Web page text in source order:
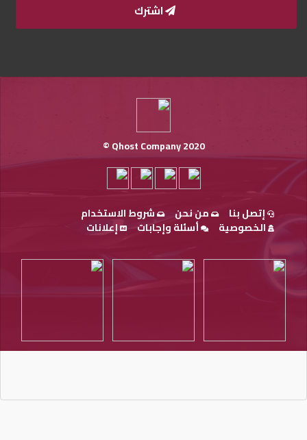
اشترك
Qhost Company 2020 ©
إتصل بنا من نحن
شروط الاستخدام
الخصوصية
أسئلة وإجابات إعلانات